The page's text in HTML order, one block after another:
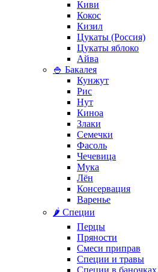
Киви
Кокос
Кизил
Цукаты (Россия)
Цукаты яблоко
Айва
🍚 Бакалея
Кунжут
Рис
Нут
Киноа
Злаки
Семечки
Фасоль
Чечевица
Мука
Лён
Консервация
Варенье
🌶️ Специи
Перцы
Пряности
Смеси приправ
Специи и травы
Специи в баночках